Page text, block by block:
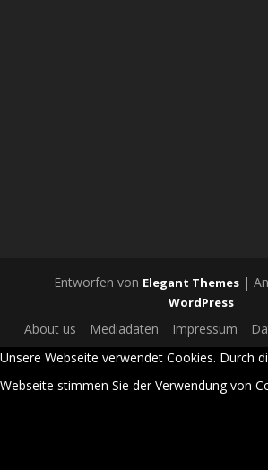
Entworfen von Elegant Themes|
WordPress
About us Mediadaten Impressum
Unsere Webseite verwendet Cookies. Durch
Webseite stimmen Sie der Verwendung von